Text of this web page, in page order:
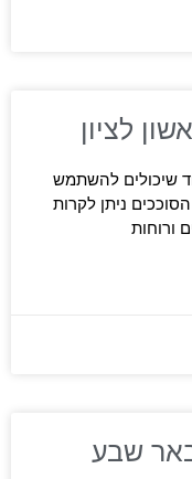
לציון
שיכולים להשתמש
ניתן לקרות
ורוחות
שבע